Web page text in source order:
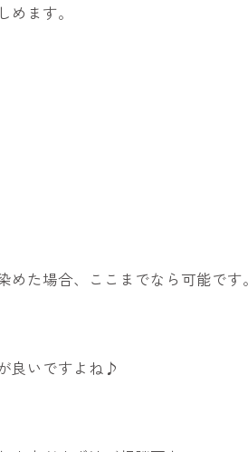
ます。
た場合、ここまでなら可能です。
良いですよね♪